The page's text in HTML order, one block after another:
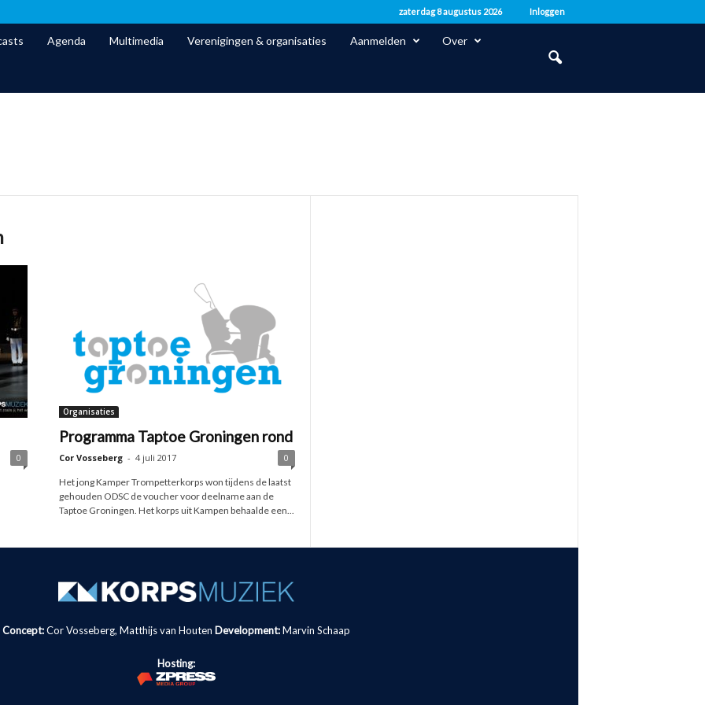
zaterdag 8 augustus 2026 Inloggen
Agenda Multimedia Verenigingen & organisaties Aanmelden Over
0
Organisaties
Programma Taptoe Groningen rond
Cor Vosseberg - 4 juli 2017 0
Het jong Kamper Trompetterkorps won tijdens de laatst
gehouden ODSC de voucher voor deelname aan de
Taptoe Groningen. Het korps uit Kampen behaalde een...
Concept:Cor Vosseberg, Matthijs van Houten Development:Marvin Schaap
Hosting: